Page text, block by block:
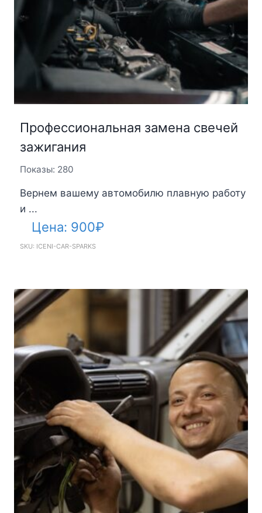
Профессиональная замена свечей
зажигания
Показы: 280
Вернем вашему автомобилю плавную работу
и ...
Цена: 900₽
SKU: ICENI-CAR-SPARKS